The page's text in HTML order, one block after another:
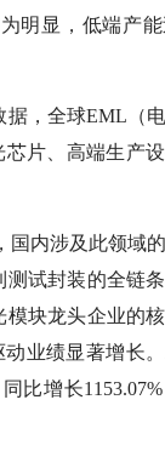
明显，低端产
据，全球EML（
片、高端生产
国内涉及此领域
试封装的全链
块龙头企业的
业绩显著增长
比增长